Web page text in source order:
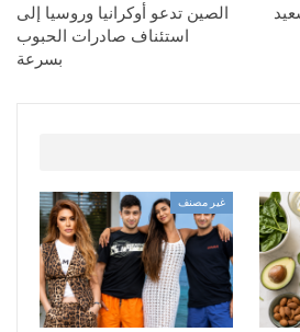
الصين تدعو أوكرانيا وروسيا إلى
استئناف صادرات الحبوب
بسرعة
غير مصنف